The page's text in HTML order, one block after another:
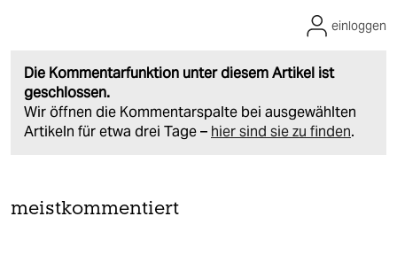
Die Kommentarfunktion unter diesem Artikel ist
geschlossen.
Wir öffnen die Kommentarspalte bei ausgewählten
Artikeln für etwa drei Tage – hier sind sie zu finden.
einloggen
meistkommentiert